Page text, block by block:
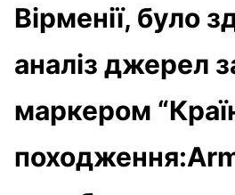
Вірменії, було
аналіз джерел
маркером